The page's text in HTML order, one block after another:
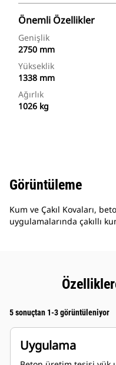
Önemli Özellikler
Genişlik
2750 mm
Yükseklik
1338 mm
Ağırlık
1026 kg
Görüntüleme
Kum ve Çakıl Kovaları,
uygulamalarında çakıllı
5 sonuçtan 1-3 görüntüleniyor
Uygulama